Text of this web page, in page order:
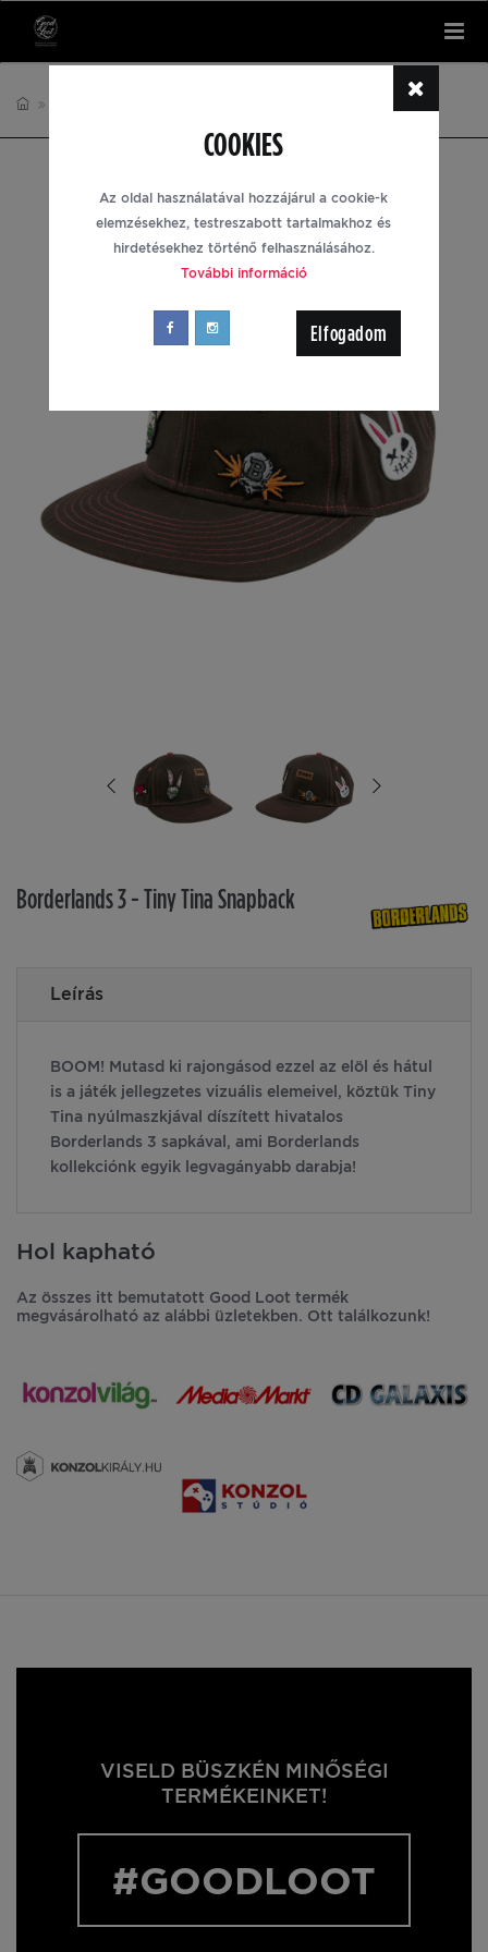
Borderlands 3 - Tiny Tina Snapback
Leírás
BOOM! Mutasd ki rajongásod ezzel az elöl és hátul
is a játék jellegzetes vizuális elemeivel, köztük Tiny
Tina nyúlmaszkjával díszített hivatalos
Borderlands 3 sapkával, ami Borderlands
kollekciónk egyik legvagányabb darabja!
Hol kapható
Az összes itt bemutatott Good Loot termék
megvásárolható az alábbi üzletekben. Ott találkozunk!
VISELD BÜSZKÉN MINŐSÉGI
TERMÉKEINKET!
#GOODLOOT
COOKIES
Az oldal használatával hozzájárul a cookie-k
elemzésekhez, testreszabott tartalmakhoz és
hirdetésekhez történő felhasználásához.
További információ
Elfogadom